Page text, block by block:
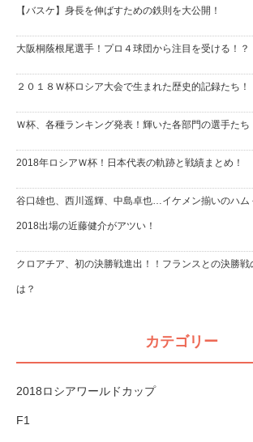
【バスケ】身長を伸ばすための鉄則を大公開！
大阪桐蔭根尾選手！プロ４球団から注目を受ける！？
２０１８Ｗ杯ロシア大会で生まれた歴史的記録たち！
Ｗ杯、各種ランキング発表！輝いた各部門の選手たち
2018年ロシアＷ杯！日本代表の軌跡と戦績まとめ！
谷口雄也、西川遥輝、中島卓也…イケメン揃いのハム
2018出場の近藤健介がアツい！
クロアチア、初の決勝戦進出！！フランスとの決勝
は？
カテゴリー
2018ロシアワールドカップ
F1